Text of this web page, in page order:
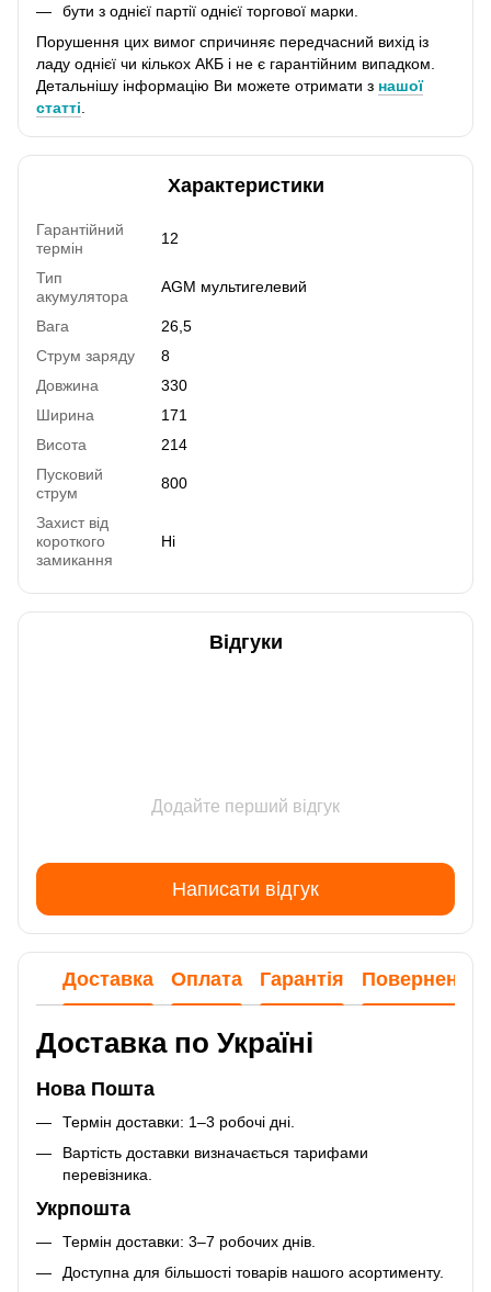
бути з однієї партії однієї торгової марки.
Порушення цих вимог спричиняє передчасний вихід із
ладу однієї чи кількох АКБ і не є гарантійним випадком.
Детальнішу інформацію Ви можете отримати з нашої
статті.
Характеристики
Гарантійний
термін
12
Тип
акумулятора
AGM мультигелевий
Вага
26,5
Струм заряду
8
Довжина
330
Ширина
171
Висота
214
Пусковий
струм
800
Захист від
короткого
замикання
Ні
Відгуки
Додайте перший відгук
Написати відгук
Доставка Оплата Гарантія Повернення
Доставка по Україні
Нова Пошта
Термін доставки: 1–3 робочі дні.
Вартість доставки визначається тарифами
перевізника.
Укрпошта
Термін доставки: 3–7 робочих днів.
Доступна для більшості товарів нашого асортименту.